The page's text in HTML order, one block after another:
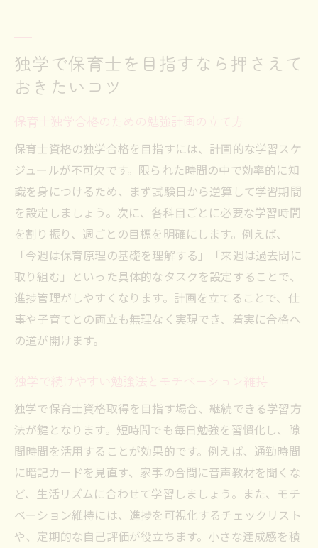
め
子育てや仕事と両立できる支援制度の紹介
合格に役立つ情報を得るための相談方法
独学で保育士を目指すなら押さえて
おきたいコツ
保育士独学合格のための勉強計画の立て方
保育士資格の独学合格を目指すには、計画的な学習スケ
ジュールが不可欠です。限られた時間の中で効率的に知
識を身につけるため、まず試験日から逆算して学習期間
を設定しましょう。次に、各科目ごとに必要な学習時間
を割り振り、週ごとの目標を明確にします。例えば、
「今週は保育原理の基礎を理解する」「来週は過去問に
取り組む」といった具体的なタスクを設定することで、
進捗管理がしやすくなります。計画を立てることで、仕
事や子育てとの両立も無理なく実現でき、着実に合格へ
の道が開けます。
独学で続けやすい勉強法とモチベーション維持
独学で保育士資格取得を目指す場合、継続できる学習方
法が鍵となります。短時間でも毎日勉強を習慣化し、隙
間時間を活用することが効果的です。例えば、通勤時間
に暗記カードを見直す、家事の合間に音声教材を聞くな
ど、生活リズムに合わせて学習しましょう。また、モチ
ベーション維持には、進捗を可視化するチェックリスト
や、定期的な自己評価が役立ちます。小さな達成感を積